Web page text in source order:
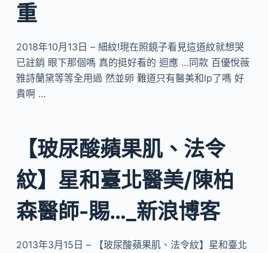
重
2018年10月13日 – 細紋!現在照鏡子看見這道紋就想哭
已註銷 眼下那個嗎 真的挺好看的 迴應 …同款 百優悅薇
雅詩蘭黛等等全用過 然並卵 難道只有醫美和lp了嗎 好
貴啊 …
【玻尿酸蘋果肌、法令
紋】星和臺北醫美/陳柏
森醫師-賜…_新浪博客
2013年3月15日 – 【玻尿酸蘋果肌、法令紋】星和臺北